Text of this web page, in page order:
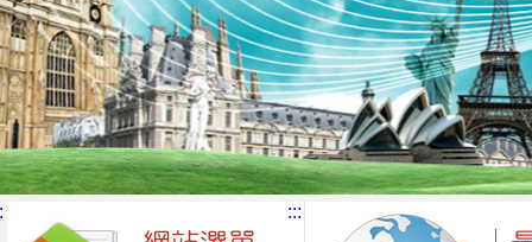
:::